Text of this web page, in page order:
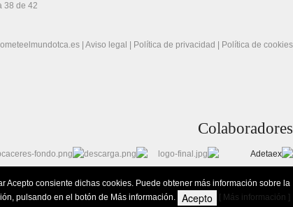
38 de 42
Colaboradores
Aviso legal Política de privacidad Política de cookies
consiente dichas cookies. Puede obtener más información sobre la
pulsando en el botón de Más información.
Acepto [ Más información ]